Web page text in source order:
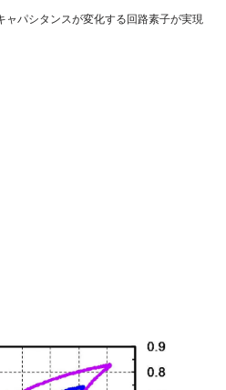
ャパシタンスが変化する回路素子が実現